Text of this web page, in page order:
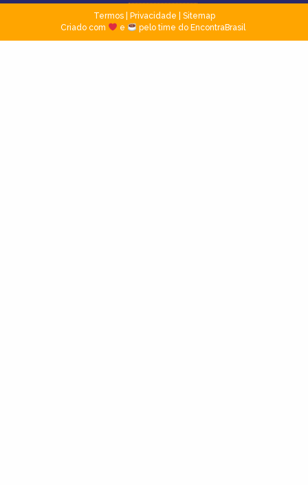
Termos| Privacidade
Sitemap
Criado com
e pelo time do EncontraBrasil